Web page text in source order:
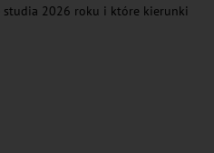
studia 2026 roku i które kierunki